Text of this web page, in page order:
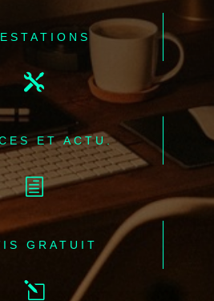

ET ACTU.
h
GRATUIT
l